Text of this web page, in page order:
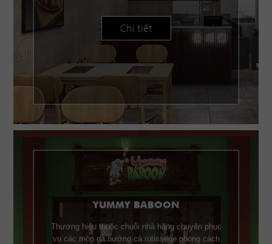
Chi tiết
YUMMY BABOON
Thương hiệu thuộc chuỗi nhà hàng chuyên phục
vụ các món gà nướng cà rotisserie phong cách